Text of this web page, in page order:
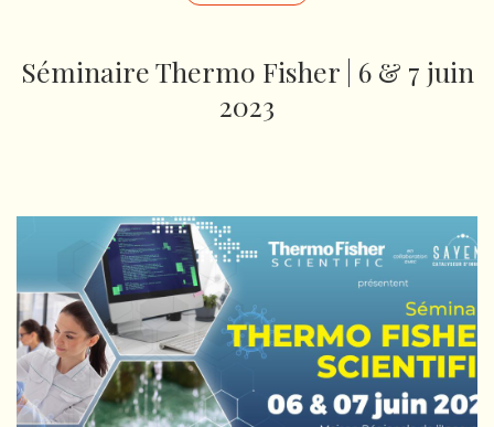
Séminaire Thermo Fisher | 6 & 7 juin
2023